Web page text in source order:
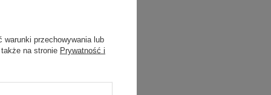
warunki przechowywania lub
na stronie Prywatność i